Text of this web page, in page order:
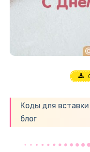
Коды для
блог